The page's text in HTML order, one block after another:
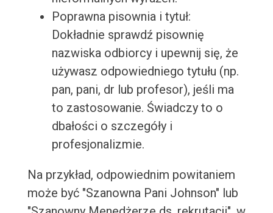
Poprawna pisownia i tytuł:
Dokładnie sprawdź pisownię
nazwiska odbiorcy i upewnij się, że
używasz odpowiedniego tytułu (np.
pan, pani, dr lub profesor), jeśli ma
to zastosowanie. Świadczy to o
dbałości o szczegóły i
profesjonalizmie.
Na przykład, odpowiednim powitaniem
może być "Szanowna Pani Johnson" lub